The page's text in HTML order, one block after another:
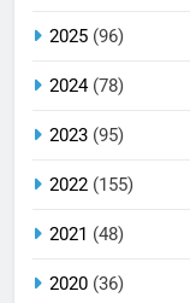
2025 (96)
2024(78)
2023 (95)
2022 (155)
2021 (48)
2020 (36)